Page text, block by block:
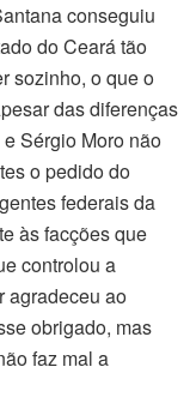
conseguiu
do Ceará tão
sozinho, o que o
das diferenças
Sérgio Moro não
o pedido do
federais da
às facções que
controlou a
agradeceu ao
obrigado, mas
faz mal a